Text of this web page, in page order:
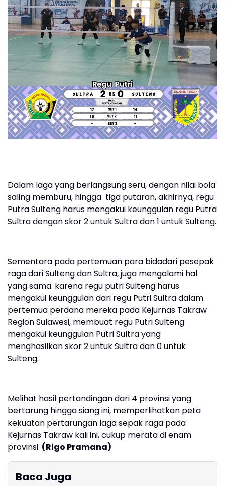
Dalam laga yang berlangsung seru, dengan nilai bola
saling memburu, hingga tiga putaran, akhirnya, regu
Putra Sulteng harus mengakui keunggulan regu Putra
Sultra dengan skor 2 untuk Sultra dan 1 untuk Sulteng.
Sementara pada pertemuan para bidadari pesepak
raga dari Sulteng dan Sultra, juga mengalami hal
yang sama. karena regu putri Sulteng harus
mengakui keunggulan dari regu Putri Sultra dalam
pertemua perdana mereka pada Kejurnas Takraw
Region Sulawesi, membuat regu Putri Sulteng
mengakui keunggulan Putri Sultra yang
menghasilkan skor 2 untuk Sultra dan 0 untuk
Sulteng.
Melihat hasil pertandingan dari 4 provinsi yang
bertarung hingga siang ini, memperlihatkan peta
kekuatan pertarungan laga sepak raga pada
Kejurnas Takraw kali ini, cukup merata di enam
provinsi. (Rigo Pramana)
Baca Juga